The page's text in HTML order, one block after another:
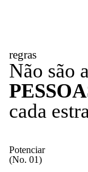
regras
Não são
cada
Potenciar
(No. 01)